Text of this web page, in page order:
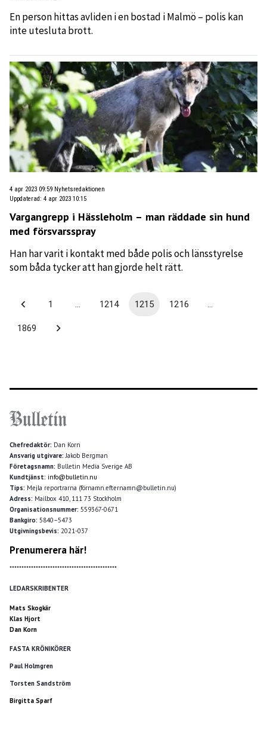
En person hittas avliden i en bostad i Malmö – polis kan
inte utesluta brott.
4 apr 2023 09:59 Nyhetsredaktionen
Uppdaterad: 4 apr 2023 10:15
Vargangrepp i Hässleholm – man räddade sin hund
med försvarsspray
Han har varit i kontakt med både polis och länsstyrelse
som båda tycker att han gjorde helt rätt.
1 1214 1215 1216
1869
Chefredaktör: Dan Korn
Ansvarig utgivare:Jakob Bergman
Företagsnamn: Bulletin Media Sverige AB
Kundtjänst: info@bulletin.nu
Tips: Mejla reportrarna (förnamn.efternamn@bulletin.nu)
Adress: Mailbox 410, 111 73 Stockholm
Organisationsnummer: 559367-0671
Bankgiro: 5840–5473
Utgivningsbevis: 2021-037
Prenumerera här!
*********************************************
LEDARSKRIBENTER
Mats Skogkär
Klas Hjort
Dan Korn
FASTA KRÖNIKÖRER
Paul Holmgren
Torsten Sandström
Birgitta Sparf